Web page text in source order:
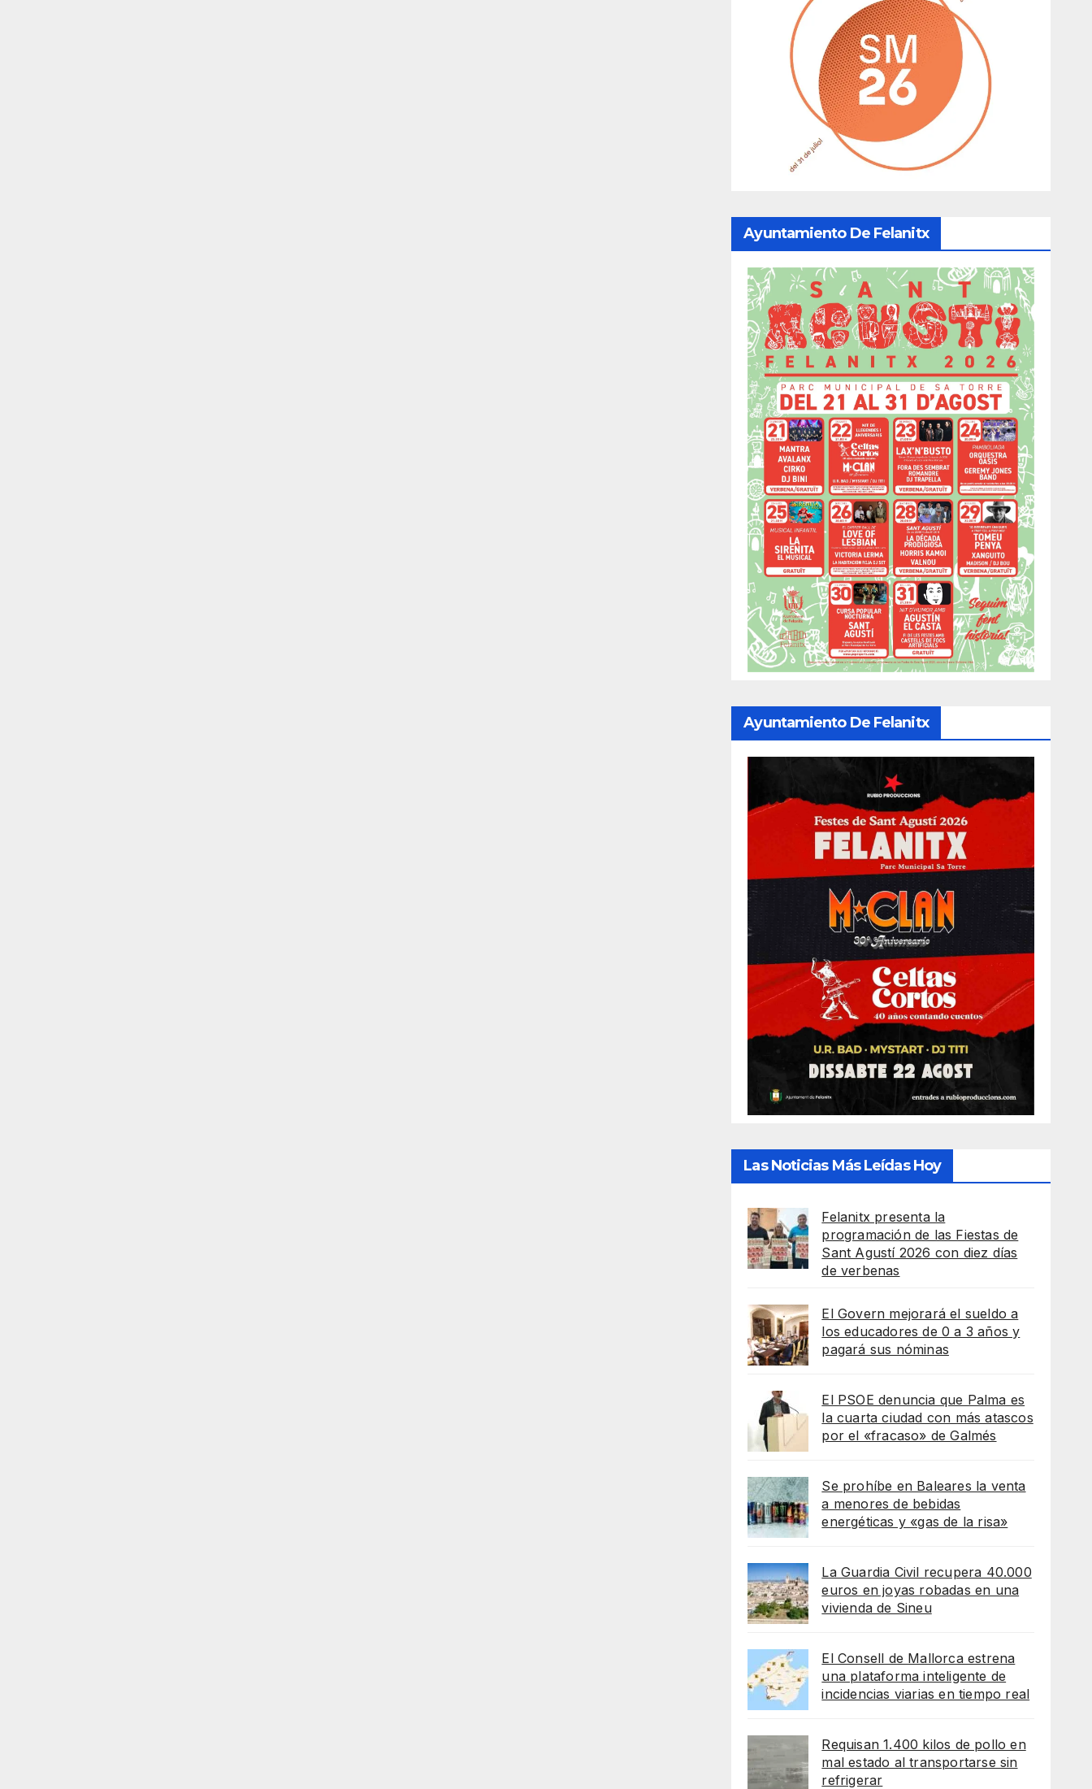
Ayuntamiento De Felanitx
Ayuntamiento De Felanitx
Las Noticias Más Leídas Hoy
Felanitx presenta la
programación de las Fiestas de
Sant Agustí 2026 con diez días
de verbenas
El Govern mejorará el sueldo a
los educadores de 0 a 3 años y
pagará sus nóminas
El PSOE denuncia que Palma es
la cuarta ciudad con más atascos
por el «fracaso» de Galmés
Se prohíbe en Baleares la venta
a menores de bebidas
energéticas y «gas de la risa»
La Guardia Civil recupera 40.000
euros en joyas robadas en una
vivienda de Sineu
El Consell de Mallorca estrena
una plataforma inteligente de
incidencias viarias en tiempo real
Requisan 1.400 kilos de pollo en
mal estado al transportarse sin
refrigerar